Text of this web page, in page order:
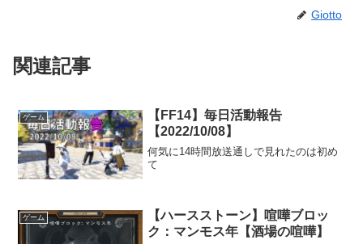
Giotto
関連記事
ゲーム
【FF14】毎日活動報告
【2022/10/08】
何気に14時間放送通しで見れたのは初め
て
ゲーム
【ハースストーン】喧嘩ブロッ
ク：マンモス年【酒場の喧嘩】